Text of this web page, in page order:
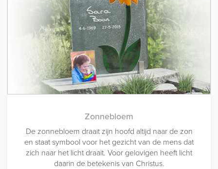
Zonnebloem
De zonnebloem draait zijn hoofd altijd naar de zon
en staat symbool voor het gezicht van de mens dat
zich naar het licht draait. Voor gelovigen heeft licht
daarin de betekenis van Christus.